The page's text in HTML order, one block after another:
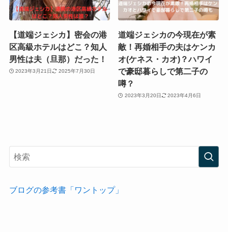
【道端ジェシカ】密会の港
区高級ホテルはどこ？知人
男性は夫（旦那）だった！
2023年3月21日 2025年7月30日
道端ジェシカの今現在が素
敵！再婚相手の夫はケンカ
オ(ケネス・カオ)？ハワイ
で豪邸暮らしで第二子の
噂？
2023年3月20日 2023年4月6日
ブログの参考書「ワントップ」